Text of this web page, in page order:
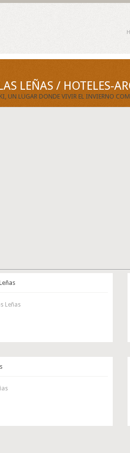
LEÑAS / HOTELES-
UN LUGAR DONDE VIVIR EL INVIERNO
Leñas